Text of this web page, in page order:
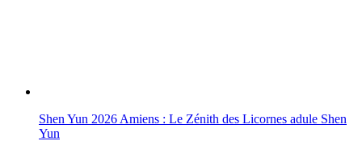
Shen Yun 2026 Amiens : Le Zénith des Licornes adule Shen
Yun